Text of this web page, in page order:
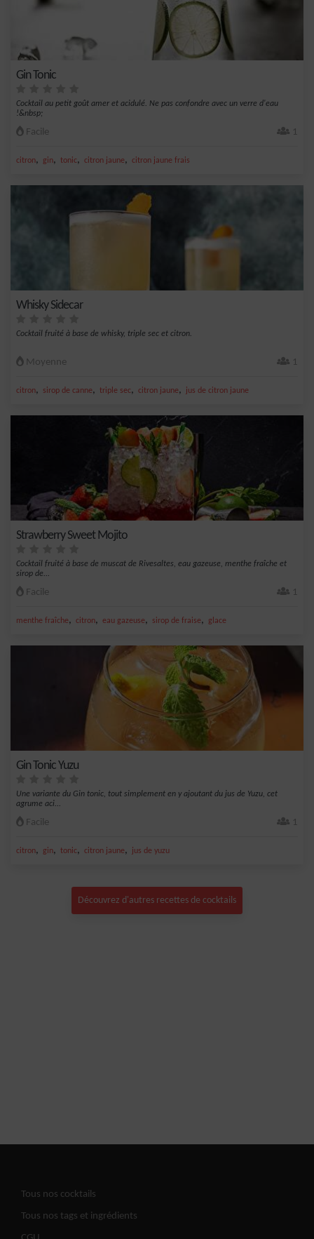
Gin Tonic
Cocktail au petit goût amer et acidulé. Ne pas confondre avec un verre d'eau
!&nbsp;
Facile 1
citron, gin, tonic, citron jaune, citron jaune frais
Whisky Sidecar
Cocktail fruité à base de whisky, triple sec et citron.
Moyenne 1
citron, sirop de canne, triple sec, citron jaune, jus de citron jaune
Strawberry Sweet Mojito
Cocktail fruité à base de muscat de Rivesaltes, eau gazeuse, menthe fraîche et
sirop de...
Facile 1
menthe fraîche, citron, eau gazeuse, sirop de fraise, glace
Gin Tonic Yuzu
Une variante du Gin tonic, tout simplement en y ajoutant du jus de Yuzu, cet
agrume aci...
Facile 1
citron, gin, tonic, citron jaune, jus de yuzu
Découvrez d'autres recettes de cocktails
Tous nos cocktails
Tous nos tags et ingrédients